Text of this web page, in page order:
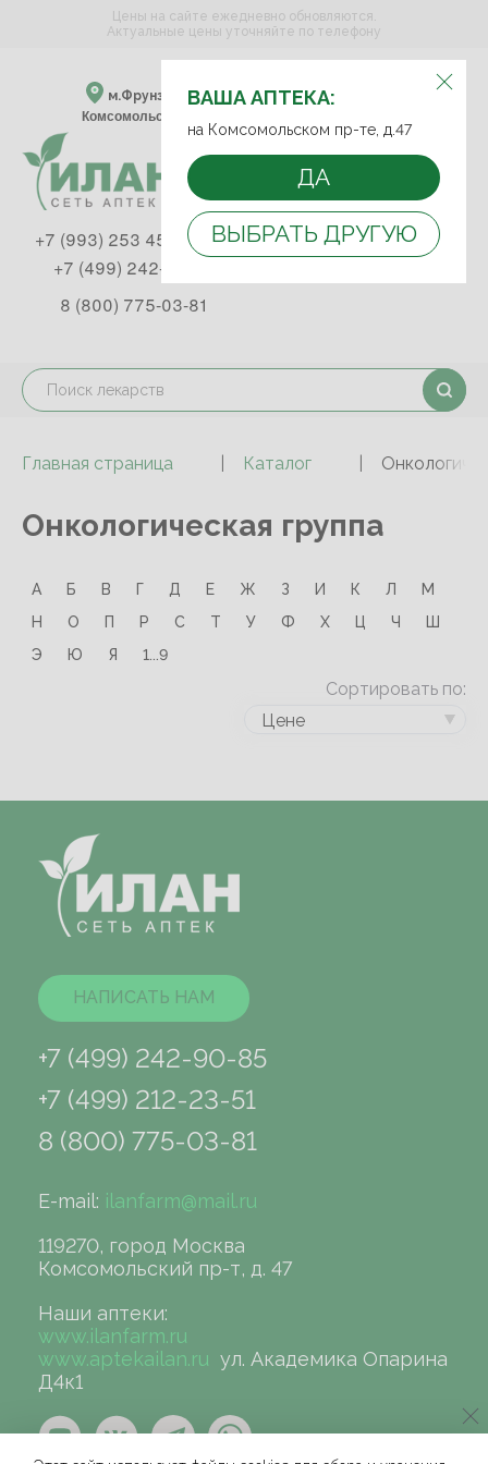
ВЫБЕРИТЕ АПТЕКУ:
м.Фрунзенская м.Спортивная
Комсомольский пр-т, д. 47
ВАША АПТЕКА:
на Комсомольском пр-те, д.47
ДА
ВЫБРАТЬ ДРУГУЮ
Цены на сайте ежедневно обновляются.
Актуальные цены уточняйте по телефону
+7 (993) 253 45 93
+7 (499) 242-90-85
8 (800) 775-03-81
Главная страница Каталог
Онкологическая группа
А Б В Г Д Е Ж З И К Л
М
Н
О П Р С Т У Ф Х Ц Ч
Ш
Э
Ю Я 1...9
Сортировать по:
Цене
НАПИСАТЬ НАМ
+7 (499) 242-90-85
+7 (499) 212-23-51
8 (800) 775-03-81
E-mail: ilanfarm@mail.ru
119270, город Москва
Комсомольский пр-т, д. 47
Наши аптеки:
www.ilanfarm.ru
www.aptekailan.ru ул. Академика Опарина
Д4к1